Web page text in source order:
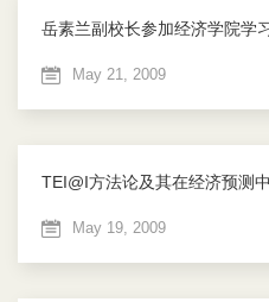
岳素兰副校长参加经济学院学
May 21, 2009
TEI@I方法论及其在经济预测
May 19, 2009